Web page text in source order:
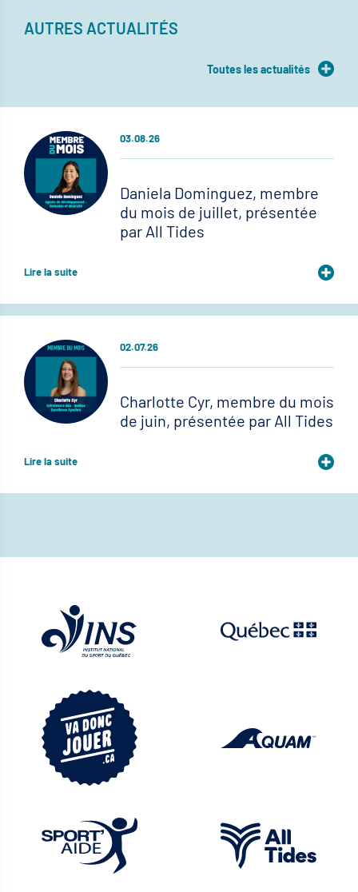
AUTRES ACTUALITÉS
Toutes les actualités
03.08.26
Daniela Dominguez, membre
du mois de juillet, présentée
par All Tides
Lire la suite
02.07.26
Charlotte Cyr, membre du mois
de juin, présentée par All Tides
Lire la suite